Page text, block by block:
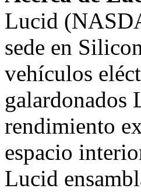
Lucid
sede en
vehículos
rendimiento
espacio
Lucid